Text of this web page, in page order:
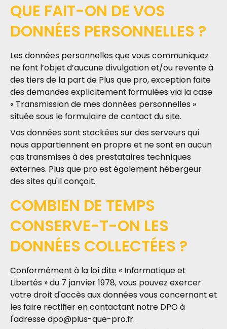
QUE FAIT-ON DE VOS
DONNÉES PERSONNELLES ?
Les données personnelles que vous communiquez
ne font l’objet d’aucune divulgation et/ou revente à
des tiers de la part de Plus que pro, exception faite
des demandes explicitement formulées via la case
« Transmission de mes données personnelles »
située sous le formulaire de contact du site.
Vos données sont stockées sur des serveurs qui
nous appartiennent en propre et ne sont en aucun
cas transmises à des prestataires techniques
externes. Plus que pro est également hébergeur
des sites qu'il conçoit.
COMBIEN DE TEMPS
CONSERVE-T-ON LES
DONNÉES COLLECTÉES ?
Conformément à la loi dite « Informatique et
Libertés » du 7 janvier 1978, vous pouvez exercer
votre droit d'accès aux données vous concernant et
les faire rectifier en contactant notre DPO à
l'adressedpo@plus-que-pro.fr.